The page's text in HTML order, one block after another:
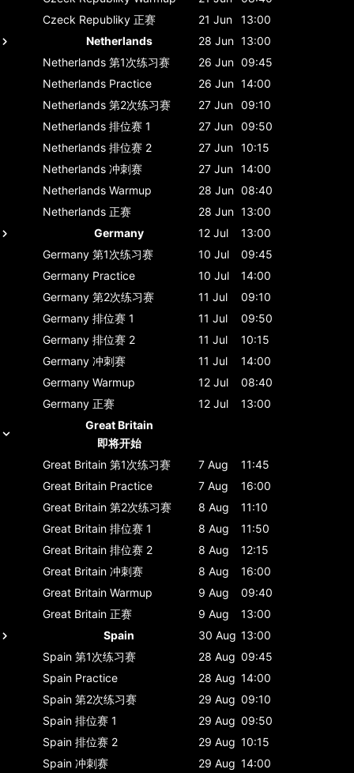
Czeck Republiky 正赛 21 Jun
13:00
Netherlands
28 Jun 13:00
Netherlands 第1次练习赛 26 Jun 09:45
Netherlands Practice 26 Jun 14:00
Netherlands 第2次练习赛 27 Jun 09:10
Netherlands 排位赛 1 27 Jun 09:50
Netherlands 排位赛 2 27 Jun 10:15
Netherlands 冲刺赛 27 Jun 14:00
Netherlands Warmup 28 Jun 08:40
Netherlands 正赛 28 Jun 13:00
Germany
12 Jul
13:00
Germany 第1次练习赛 10 Jul
09:45
Germany Practice 10 Jul
14:00
Germany 第2次练习赛 11 Jul
09:10
Germany 排位赛 1 11 Jul
09:50
Germany 排位赛 2 11 Jul
10:15
Germany 冲刺赛 11 Jul
14:00
Germany Warmup 12 Jul
08:40
Germany 正赛 12 Jul
13:00
Great Britain
即将开始
Great Britain 第1次练习赛 7 Aug
11:45
Great Britain Practice 7 Aug
16:00
Great Britain 第2次练习赛 8 Aug
11:10
Great Britain 排位赛 1 8 Aug
11:50
Great Britain 排位赛 2 8 Aug
12:15
Great Britain 冲刺赛 8 Aug
16:00
Great Britain Warmup 9 Aug
09:40
Great Britain 正赛 9 Aug
13:00
Spain
30 Aug 13:00
Spain 第1次练习赛 28 Aug 09:45
Spain Practice 28 Aug 14:00
Spain 第2次练习赛 29 Aug 09:10
Spain 排位赛 1 29 Aug 09:50
Spain 排位赛 2 29 Aug 10:15
Spain 冲刺赛 29 Aug 14:00